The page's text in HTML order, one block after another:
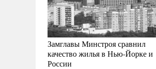
Замглавы Минстроя сравнил
качество жилья в Нью-Йорке и
России